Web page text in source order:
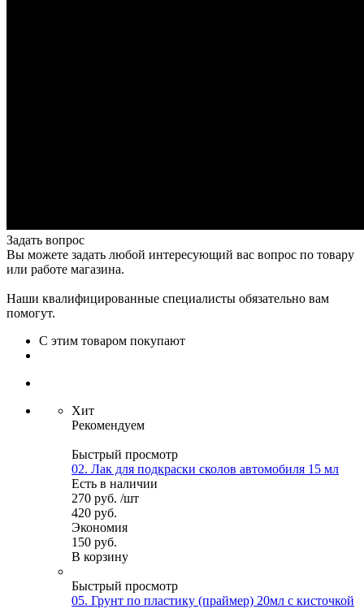
Задать вопрос
Вы можете задать любой интересующий вас вопрос по товару
или работе магазина.
Наши квалифицированные специалисты обязательно вам
помогут.
С этим товаром покупают
Хит
Рекомендуем
Быстрый просмотр
02. Лак для подкраски сколов автомобиля 15 мл
Есть в наличии
270 руб. /шт
420 руб.
Экономия
150 руб.
В корзину
Быстрый просмотр
05. Грунт по пластику (праймер) 20мл с кисточкой